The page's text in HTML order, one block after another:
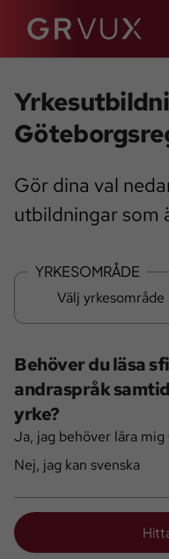
Gör dina val
utbildningar som
YRKESOMRÅDE
Välj yrkesområde
Behöver du läsa
andraspråk
yrke?
Ja, jag behöver lära mig
Nej, jag kan svenska